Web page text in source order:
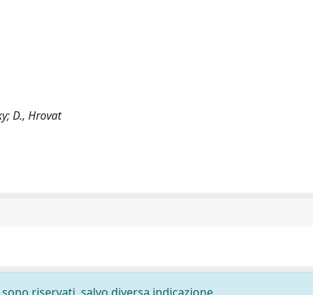
D., Hrovat